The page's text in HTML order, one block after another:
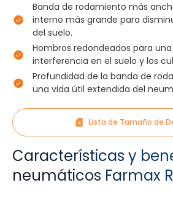
Banda de rodamiento más
interno más grande para
del suelo.
Hombros redondeados para
interferencia en el suelo y los
Profundidad de la banda de
una vida útil extendida del
Lista de Tamaño de
Características y
neumáticos Farmax